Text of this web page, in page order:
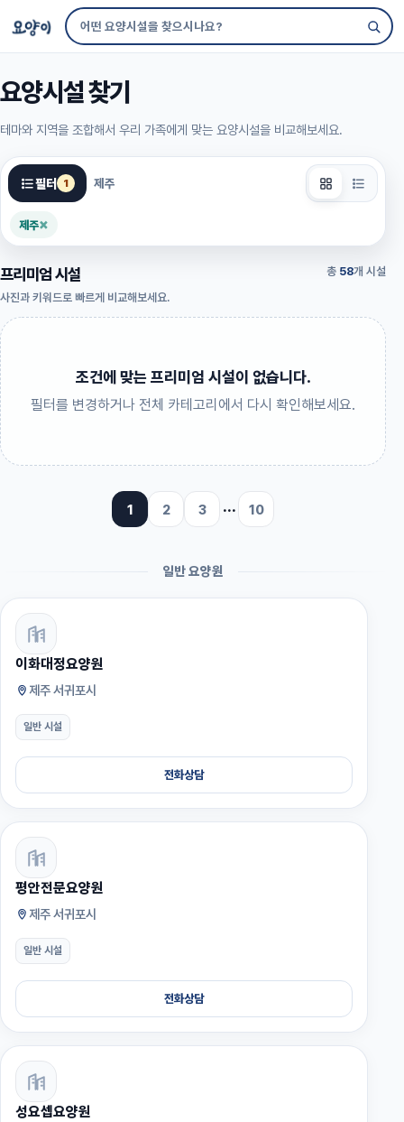
요양시설 찾기
테마와 지역을 조합해서 우리 가족에게 맞는 요양시설을 비교해보세요.
필터 1 제주
제주×
프리미엄 시설
사진과 키워드로 빠르게 비교해보세요.
총 58개 시설
조건에 맞는 프리미엄 시설이 없습니다.
필터를 변경하거나 전체 카테고리에서 다시 확인해보세요.
1 2 3 ··· 10
일반 요양원
이화대정요양원
제주 서귀포시
일반 시설
전화상담
평안전문요양원
제주 서귀포시
일반 시설
전화상담
성요셉요양원